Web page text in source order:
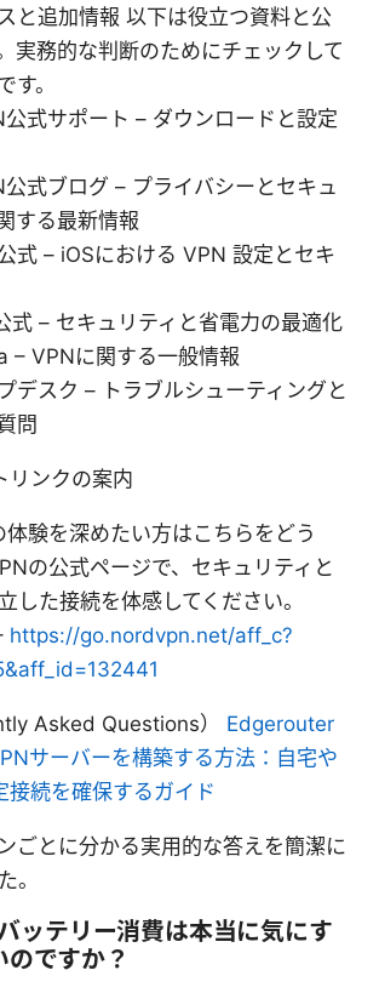
と追加情報 以下は役立つ資料と公
実務的な判断のためにチェックして
す。
式サポート – ダウンロードと設定
式ブログ – プライバシーとセキュ
する最新情報
式 – iOSにおける VPN 設定とセキ
式 – セキュリティと省電力の最適化
– VPNに関する一般情報
デスク – トラブルシューティングと
問
リンクの案内
験を深めたい方はこちらをどう
の公式ページで、セキュリティと
した接続を体感してください。
https://go.nordvpn.net/aff_c?
Asked Questions） Edgerouter
サーバーを構築する方法：自宅や
接続を確保するガイド
ごとに分かる実用的な答えを簡潔に
。
ッテリー消費は本当に気にす
ですか？